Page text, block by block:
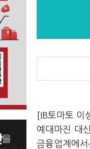
[IB토마토 이
예대마진 대
금융업계에